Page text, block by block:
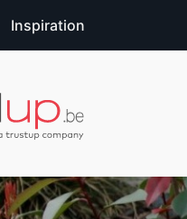
Inspiration